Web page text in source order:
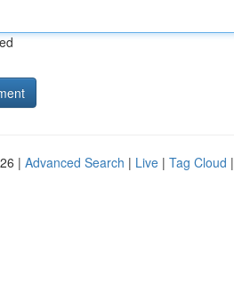
| Advanced Search | Live | Tag Cloud |